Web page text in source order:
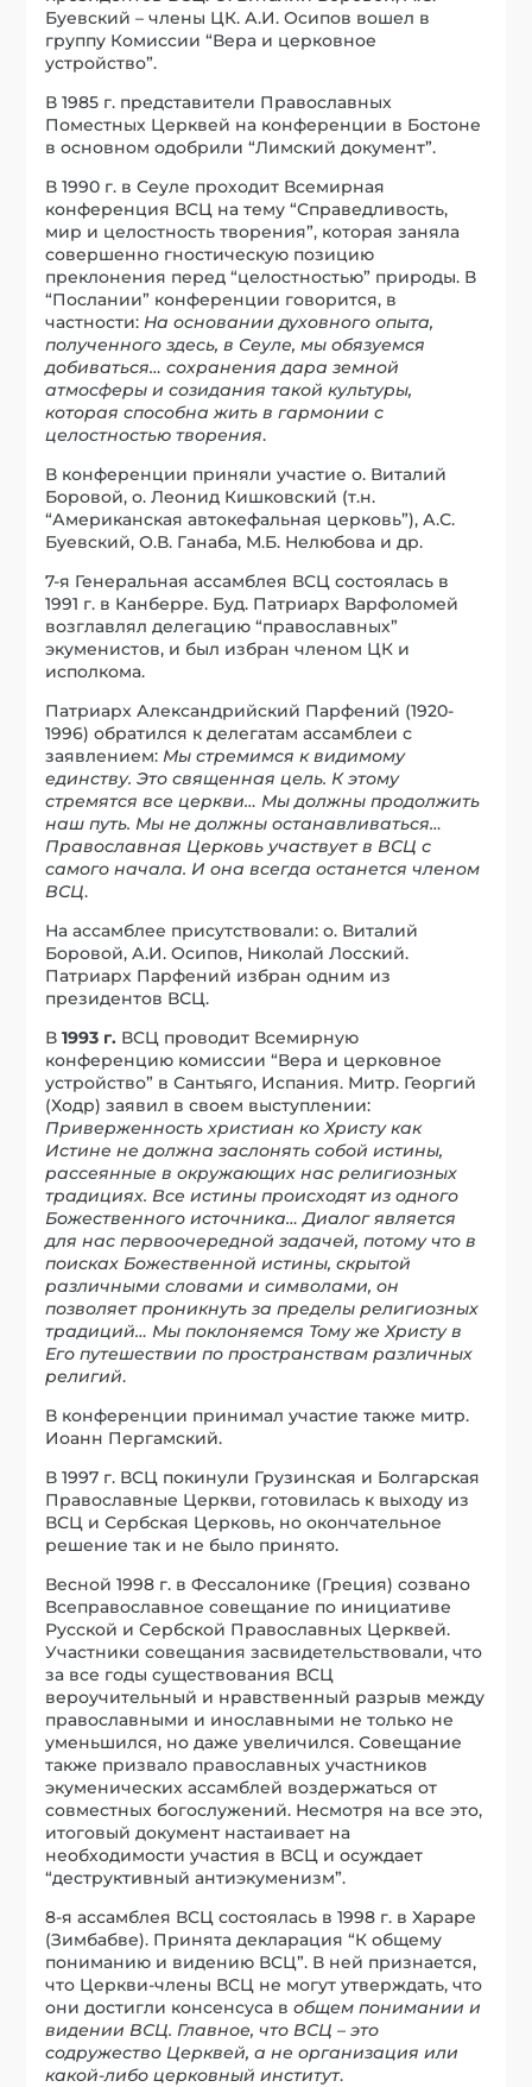
Буевский – члены ЦК. А.И. Осипов вошел в
группу Комиссии “Вера и церковное
устройство”.
В 1985 г. представители Православных
Поместных Церквей на конференции в Бостоне
в основном одобрили “Лимский документ”.
В 1990 г. в Сеуле проходит Всемирная
конференция ВСЦ на тему “Справедливость,
мир и целостность творения”, которая заняла
совершенно гностическую позицию
преклонения перед “целостностью” природы. В
“Послании” конференции говорится, в
частности: На основании духовного опыта,
полученного здесь, в Сеуле, мы обязуемся
добиваться… сохранения дара земной
атмосферы и созидания такой культуры,
которая способна жить в гармонии с
целостностью творения.
В конференции приняли участие о. Виталий
Боровой, о. Леонид Кишковский (т.н.
“Американская автокефальная церковь”), А.С.
Буевский, О.В. Ганаба, М.Б. Нелюбова и др.
7-я Генеральная ассамблея ВСЦ состоялась в
1991 г. в Канберре. Буд. Патриарх Варфоломей
возглавлял делегацию “православных”
экуменистов, и был избран членом ЦК и
исполкома.
Патриарх Александрийский Парфений (1920-
1996) обратился к делегатам ассамблеи с
заявлением: Мы стремимся к видимому
единству. Это священная цель. К этому
стремятся все церкви… Мы должны продолжить
наш путь. Мы не должны останавливаться…
Православная Церковь участвует в ВСЦ с
самого начала. И она всегда останется членом
ВСЦ.
На ассамблее присутствовали: о. Виталий
Боровой, А.И. Осипов, Николай Лосский.
Патриарх Парфений избран одним из
президентов ВСЦ.
В 1993 г. ВСЦ проводит Всемирную
конференцию комиссии “Вера и церковное
устройство” в Сантьяго, Испания. Митр. Георгий
(Ходр) заявил в своем выступлении:
Приверженность христиан ко Христу как
Истине не должна заслонять собой истины,
рассеянные в окружающих нас религиозных
традициях. Все истины происходят из одного
Божественного источника… Диалог является
для нас первоочередной задачей, потому что в
поисках Божественной истины, скрытой
различными словами и символами, он
позволяет проникнуть за пределы религиозных
традиций… Мы поклоняемся Тому же Христу в
Его путешествии по пространствам различных
религий.
В конференции принимал участие также митр.
Иоанн Пергамский.
В 1997 г. ВСЦ покинули Грузинская и Болгарская
Православные Церкви, готовилась к выходу из
ВСЦ и Сербская Церковь, но окончательное
решение так и не было принято.
Весной 1998 г. в Фессалонике (Греция) созвано
Всеправославное совещание по инициативе
Русской и Сербской Православных Церквей.
Участники совещания засвидетельствовали, что
за все годы существования ВСЦ
вероучительный и нравственный разрыв между
православными и инославными не только не
уменьшился, но даже увеличился. Совещание
также призвало православных участников
экуменических ассамблей воздержаться от
совместных богослужений. Несмотря на все это,
итоговый документ настаивает на
необходимости участия в ВСЦ и осуждает
“деструктивный антиэкуменизм”.
8-я ассамблея ВСЦ состоялась в 1998 г. в Хараре
(Зимбабве). Принята декларация “К общему
пониманию и видению ВСЦ”. В ней признается,
что Церкви-члены ВСЦ не могут утверждать, что
они достигли консенсуса вобщем понимании и
видении ВСЦ. Главное, что ВСЦ – это
содружество Церквей, а не организация или
какой-либо церковный институт.